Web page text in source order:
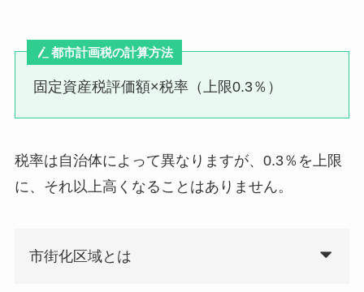
都市計画税の計算方法
固定資産税評価額×税率（上限0.3％）
税率は自治体によって異なりますが、0.3％を上限
に、それ以上高くなることはありません。
市街化区域とは